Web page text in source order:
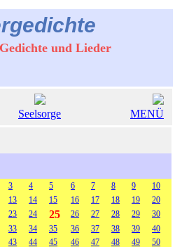
und Lieder
Seelsorge MENÜ
3 4 5 6 7 8 9
10
13 14 15 16 17 18 19
20
23 24 25 26 27 28 29
30
33 34 35 36 37 38 39
40
43 44 45 46 47 48 49
50